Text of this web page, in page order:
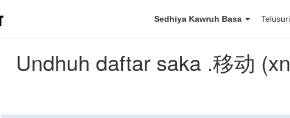
Sedhiya Kawruh Basa Telusuri
Undhuh daftar saka .移动